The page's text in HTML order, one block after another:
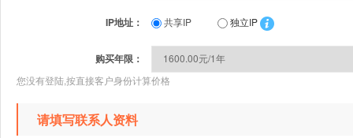
IP地址： 共享IP 独立IP
购买年限：
您没有登陆,按直接客户身份计算价格
请填写联系人资料